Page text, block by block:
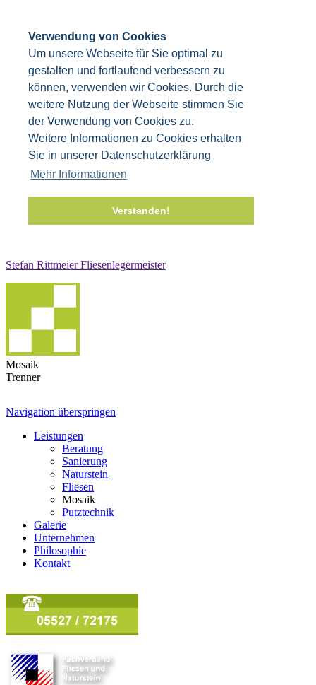
Verwendung von Cookies
Um unsere Webseite für Sie optimal zu
gestalten und fortlaufend verbessern zu
können, verwenden wir Cookies. Durch die
weitere Nutzung der Webseite stimmen Sie
der Verwendung von Cookies zu.
Weitere Informationen zu Cookies erhalten
Sie in unserer Datenschutzerklärung
Mehr Informationen
Verstanden!
Stefan Rittmeier Fliesenlegermeister
Mosaik
Trenner
Navigation überspringen
Leistungen
Beratung
Sanierung
Naturstein
Fliesen
Mosaik
Putztechnik
Galerie
Unternehmen
Philosophie
Kontakt